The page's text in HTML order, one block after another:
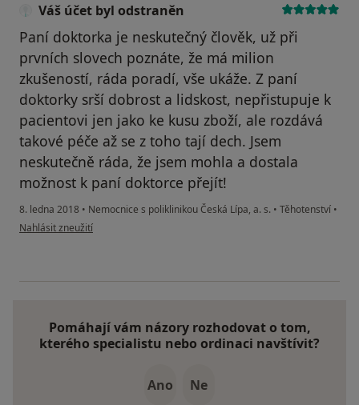
Váš účet byl odstraněn
Paní doktorka je neskutečný člověk, už při
prvních slovech poznáte, že má milion
zkušeností, ráda poradí, vše ukáže. Z paní
doktorky srší dobrost a lidskost, nepřistupuje k
pacientovi jen jako ke kusu zboží, ale rozdává
takové péče až se z toho tají dech. Jsem
neskutečně ráda, že jsem mohla a dostala
možnost k paní doktorce přejít!
8. ledna 2018 • Nemocnice s poliklinikou Česká Lípa, a. s. • Těhotenství •
podle názoru uživatele Váš účet byl odstraněn
Nahlásit zneužití
Pomáhají vám názory rozhodovat o tom,
kterého specialistu nebo ordinaci navštívit?
Ano Ne